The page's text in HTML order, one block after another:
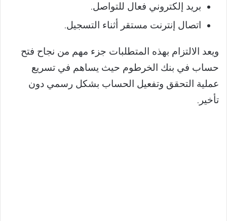
بريد إلكتروني فعال للتواصل.
اتصال إنترنت مستقر أثناء التسجيل.
ويعد الالتزام بهذه المتطلبات جزء مهم من نجاح فتح
حساب في بنك الخرطوم حيث يساهم في تسريع
عملية التحقق وتفعيل الحساب بشكل رسمي دون
تأخير.